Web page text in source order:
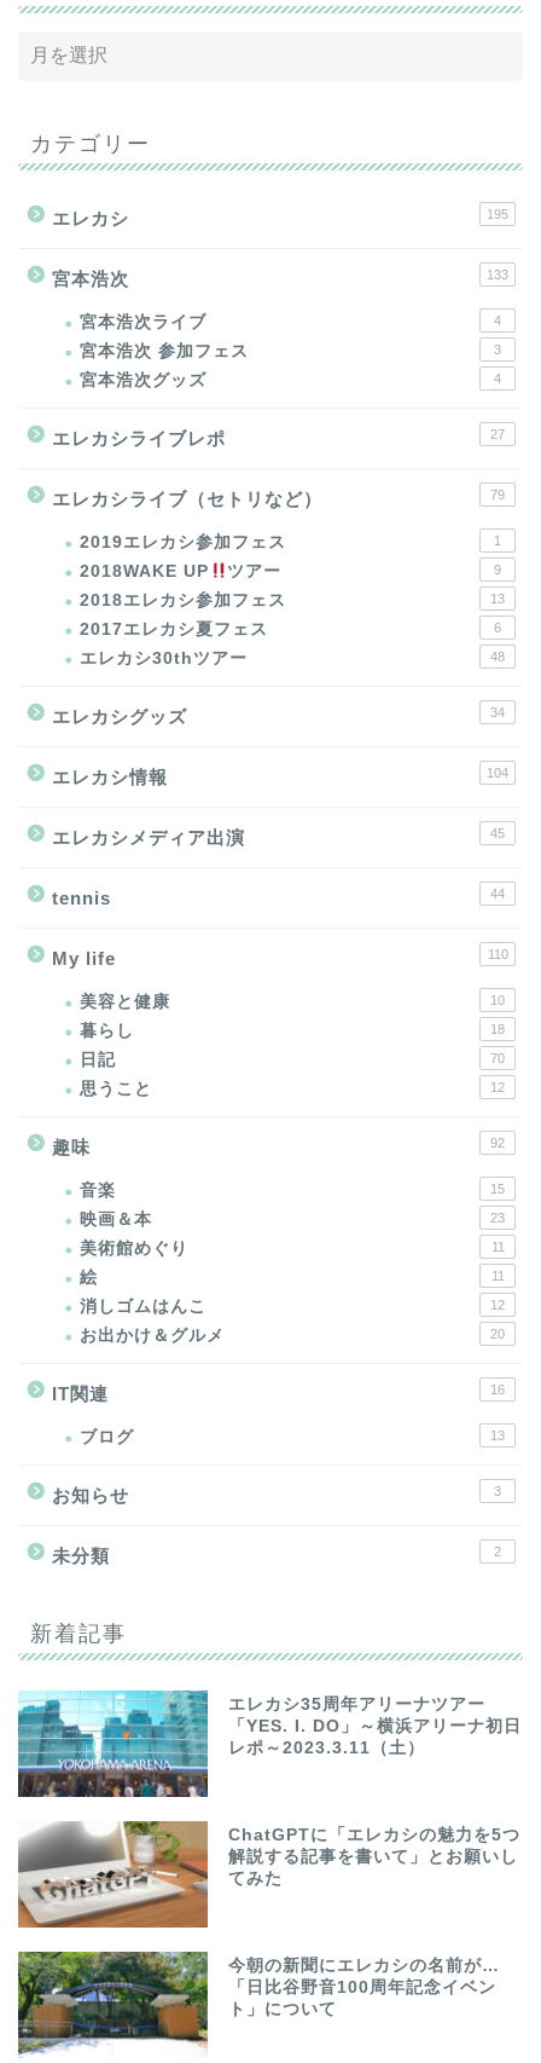
カテゴリー
エレカシ 195
宮本浩次 133
宮本浩次ライブ 4
宮本浩次 参加フェス 3
宮本浩次グッズ 4
エレカシライブレポ 27
エレカシライブ（セトリなど） 79
2019エレカシ参加フェス 1
2018WAKE UP ツアー 9
2018エレカシ参加フェス 13
2017エレカシ夏フェス 6
エレカシ30thツアー 48
エレカシグッズ 34
エレカシ情報 104
エレカシメディア出演 45
tennis 44
My life 110
美容と健康 10
暮らし 18
日記 70
思うこと 12
趣味 92
音楽 15
映画＆本 23
美術館めぐり 11
絵 11
消しゴムはんこ 12
お出かけ＆グルメ 20
IT関連 16
ブログ 13
お知らせ 3
未分類 2
新着記事
エレカシ35周年アリーナツアー
「YES. I. DO」～横浜アリーナ初日
レポ～2023.3.11（土）
ChatGPTに「エレカシの魅力を5つ
解説する記事を書いて」とお願いし
てみた
今朝の新聞にエレカシの名前が…
「日比谷野音100周年記念イベン
ト」について